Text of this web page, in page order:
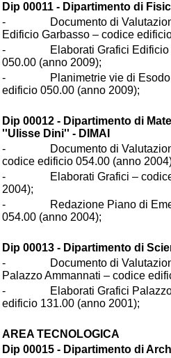
Dip 00011 - Dipartimento di
- Documento di Valutazione
Edificio Garbasso – codice
- Elaborati Grafici Edificio
050.00 (anno 2009);
- Planimetrie vie di Esodo
edificio 050.00 (anno 2009);
Dip 00012 - Dipartimento di
''Ulisse Dini'' - DIMAI
- Documento di Valutazione
codice edificio 054.00 (anno
- Elaborati Grafici – codice
2004);
- Redazione Piano di
054.00 (anno 2004);
Dip 00013 - Dipartimento di
- Documento di Valutazione
Palazzo Ammannati – codice
- Elaborati Grafici Palazzo
edificio 131.00 (anno 2001);
AREA TECNOLOGICA
Dip 00015 - Dipartimento di